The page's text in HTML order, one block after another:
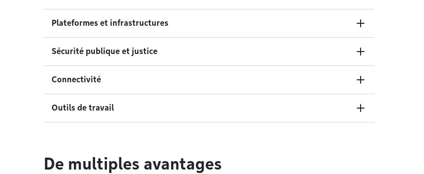
Plateformes et infrastructures
Sécurité publique et justice
Connectivité
Outils de travail
De multiples avantages